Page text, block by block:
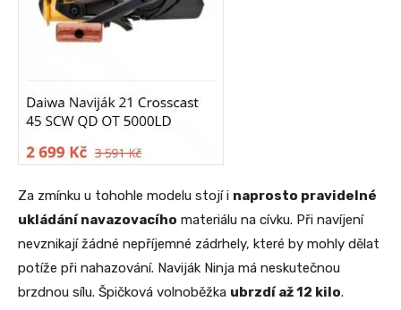
Za zmínku u tohohle modelu stojí i naprosto pravidelné
ukládání navazovacího materiálu na cívku. Při navíjení
nevznikají žádné nepříjemné zádrhely, které by mohly dělat
potíže při nahazování. Naviják Ninja má neskutečnou
brzdnou sílu. Špičková volnoběžka ubrzdí až 12 kilo.